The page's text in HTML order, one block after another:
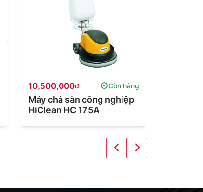
10,500,000đ Còn hàng
Máy chà sàn công nghiệp
HiClean HC 175A